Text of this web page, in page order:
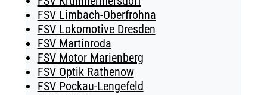
FSV Limbach-Oberfrohna
FSV Lokomotive Dresden
FSV Martinroda
FSV Motor Marienberg
FSV Optik Rathenow
FSV Pockau-Lengefeld